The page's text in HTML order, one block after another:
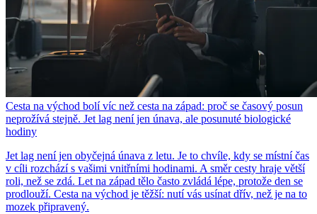
Cesta na východ bolí víc než cesta na západ: proč se časový posun
neprožívá stejně. Jet lag není jen únava, ale posunuté biologické
hodiny
Jet lag není jen obyčejná únava z letu. Je to chvíle, kdy se místní čas
v cíli rozchází s vašimi vnitřními hodinami. A směr cesty hraje větší
roli, než se zdá. Let na západ tělo často zvládá lépe, protože den se
prodlouží. Cesta na východ je těžší: nutí vás usínat dřív, než je na to
mozek připravený.